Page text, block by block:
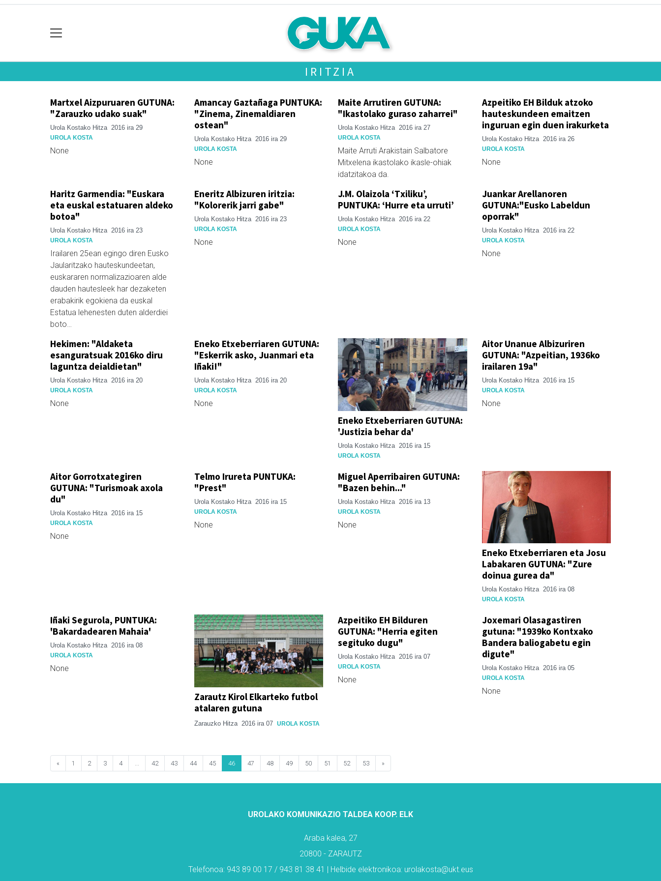
IRITZIA
Martxel Aizpuruaren GUTUNA:
"Zarauzko udako suak"
Urola Kostako Hitza 2016 ira 29
UROLA KOSTA
None
Amancay Gaztañaga PUNTUKA:
"Zinema, Zinemaldiaren
ostean"
Urola Kostako Hitza 2016 ira 29
UROLA KOSTA
None
Maite Arrutiren GUTUNA:
"Ikastolako guraso zaharrei"
Urola Kostako Hitza 2016 ira 27
UROLA KOSTA
Maite Arruti Arakistain Salbatore
Mitxelena ikastolako ikasle-ohiak
idatzitakoa da.
Azpeitiko EH Bilduk atzoko
hauteskundeen emaitzen
inguruan egin duen irakurketa
Urola Kostako Hitza 2016 ira 26
UROLA KOSTA
None
Haritz Garmendia: "Euskara
eta euskal estatuaren aldeko
botoa"
Urola Kostako Hitza 2016 ira 23
UROLA KOSTA
Irailaren 25ean egingo diren Eusko
Jaularitzako hauteskundeetan,
euskararen normalizazioaren alde
dauden hautesleek har dezaketen
erabakirik egokiena da euskal
Estatua lehenesten duten alderdiei
boto…
Eneritz Albizuren iritzia:
"Kolorerik jarri gabe"
Urola Kostako Hitza 2016 ira 23
UROLA KOSTA
None
J.M. Olaizola ‘Txiliku’,
PUNTUKA: ‘Hurre eta urruti’
Urola Kostako Hitza 2016 ira 22
UROLA KOSTA
None
Juankar Arellanoren
GUTUNA:"Eusko Labeldun
oporrak"
Urola Kostako Hitza 2016 ira 22
UROLA KOSTA
None
Hekimen: "Aldaketa
esanguratsuak 2016ko diru
laguntza deialdietan"
Urola Kostako Hitza 2016 ira 20
UROLA KOSTA
None
Eneko Etxeberriaren GUTUNA:
"Eskerrik asko, Juanmari eta
Iñaki!"
Urola Kostako Hitza 2016 ira 20
UROLA KOSTA
None
Eneko Etxeberriaren GUTUNA:
'Justizia behar da'
Urola Kostako Hitza 2016 ira 15
UROLA KOSTA
Aitor Unanue Albizuriren
GUTUNA: "Azpeitian, 1936ko
irailaren 19a"
Urola Kostako Hitza 2016 ira 15
UROLA KOSTA
None
Aitor Gorrotxategiren
GUTUNA: "Turismoak axola
du"
Urola Kostako Hitza 2016 ira 15
UROLA KOSTA
None
Telmo Irureta PUNTUKA:
"Prest"
Urola Kostako Hitza 2016 ira 15
UROLA KOSTA
None
Miguel Aperribairen GUTUNA:
"Bazen behin..."
Urola Kostako Hitza 2016 ira 13
UROLA KOSTA
None
Eneko Etxeberriaren eta Josu
Labakaren GUTUNA: "Zure
doinua gurea da"
Urola Kostako Hitza 2016 ira 08
UROLA KOSTA
Iñaki Segurola, PUNTUKA:
'Bakardadearen Mahaia'
Urola Kostako Hitza 2016 ira 08
UROLA KOSTA
None
Zarautz Kirol Elkarteko futbol
atalaren gutuna
Zarauzko Hitza 2016 ira 07 UROLA KOSTA
Azpeitiko EH Bilduren
GUTUNA: "Herria egiten
segituko dugu"
Urola Kostako Hitza 2016 ira 07
UROLA KOSTA
None
Joxemari Olasagastiren
gutuna: "1939ko Kontxako
Bandera baliogabetu egin
digute"
Urola Kostako Hitza 2016 ira 05
UROLA KOSTA
None
« 1 2 3 4 42 43 44 45 46 47 48 49 50 51 52 53 »
UROLAKO KOMUNIKAZIO TALDEA KOOP. ELK
Araba kalea, 27
20800 - ZARAUTZ
Telefonoa: 943 89 00 17 / 943 81 38 41 | Helbide elektronikoa: urolakosta@ukt.eus